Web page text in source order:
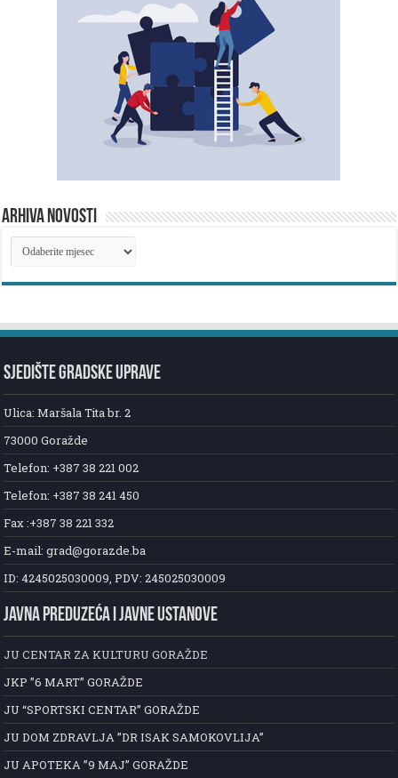
ARHIVA NOVOSTI
ARHIVA
NOVOSTI
SJEDIŠTE GRADSKE UPRAVE
Ulica: Maršala Tita br. 2
73000 Goražde
Telefon: +387 38 221 002
Telefon: +387 38 241 450
Fax :+387 38 221 332
E-mail: grad@gorazde.ba
ID: 4245025030009, PDV: 245025030009
JAVNA PREDUZEĆA I JAVNE USTANOVE
JU CENTAR ZA KULTURU GORAŽDE
JKP ”6 MART” GORAŽDE
JU “SPORTSKI CENTAR” GORAŽDE
JU DOM ZDRAVLJA ”DR ISAK SAMOKOVLIJA”
JU APOTEKA ”9 MAJ” GORAŽDE